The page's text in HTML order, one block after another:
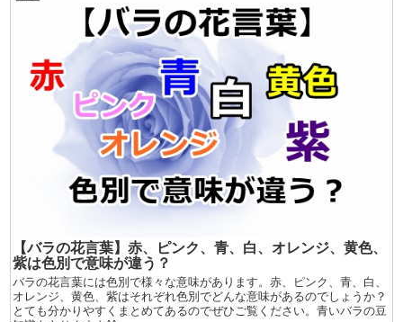
【バラの花言葉】赤、ピンク、青、白、オレンジ、黄色、
紫は色別で意味が違う？
バラの花言葉には色別で様々な意味があります。赤、ピンク、青、白、
オレンジ、黄色、紫はそれぞれ色別でどんな意味があるのでしょうか？
とても分かりやすくまとめてあるのでぜひご覧ください。青いバラの豆